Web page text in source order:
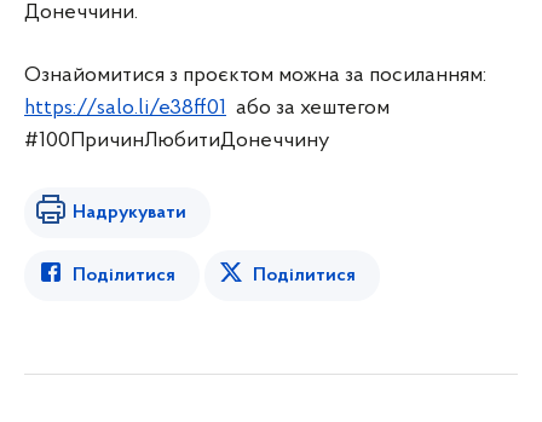
Донеччини.
Ознайомитися з проєктом можна за посиланням:
https://salo.li/e38ff01 або за хештегом
#100ПричинЛюбитиДонеччину
Надрукувати
Поділитися Поділитися